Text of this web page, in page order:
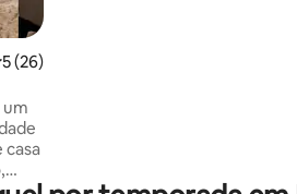
uma avaliação média de 5, 26
5 (26)
um
casa